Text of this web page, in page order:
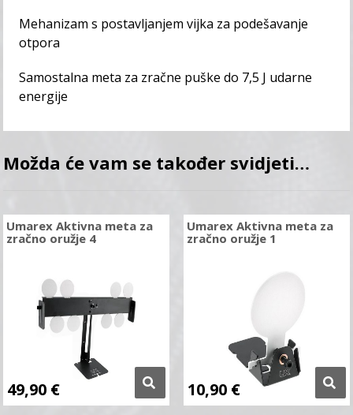
Mehanizam s postavljanjem vijka za podešavanje
otpora
Samostalna meta za zračne puške do 7,5 J udarne
energije
Možda će vam se također svidjeti…
Umarex Aktivna meta za
zračno oružje 4
49,90 €
Umarex Aktivna meta za
zračno oružje 1
10,90 €